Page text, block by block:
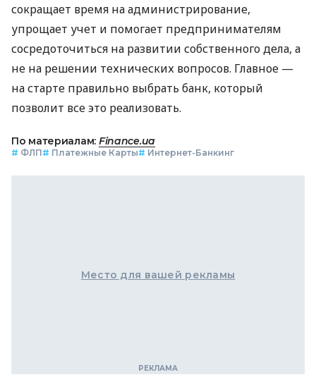
сокращает время на администрирование,
упрощает учет и помогает предпринимателям
сосредоточиться на развитии собственного дела, а
не на решении технических вопросов. Главное —
на старте правильно выбрать банк, который
позволит все это реализовать.
По материалам: Finance.ua
# ФЛП# Платежные Карты# Интернет-Банкинг
Место для вашей рекламы